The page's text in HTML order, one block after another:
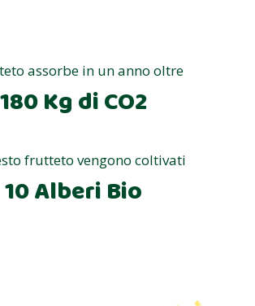
assorbe in un anno oltre
180 Kg di CO2
frutteto vengono coltivati
10 Alberi Bio